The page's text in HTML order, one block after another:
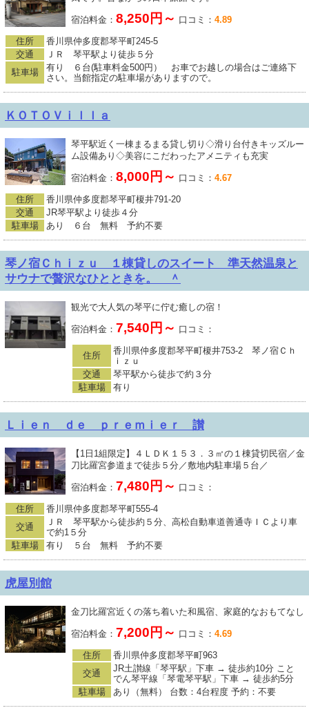
宿泊料金： 8,250円～ 口コミ： 4.89
住所
香川県仲多度郡琴平町245-5
交通
ＪＲ 琴平駅より徒歩５分
駐車場
有り ６台(駐車料金500円） お車でお越しの場合はご連絡下
さい。当館指定の駐車場がありますので。
ＫＯＴＯＶｉｌｌａ
琴平駅近く一棟まるまる貸し切り◇滑り台付きキッズルー
ム設備あり◇美容にこだわったアメニティも充実
宿泊料金： 8,000円～ 口コミ： 4.67
住所
香川県仲多度郡琴平町榎井791-20
交通
JR琴平駅より徒歩４分
駐車場
あり ６台 無料 予約不要
琴ノ宿Ｃｈｉｚｕ １棟貸しのスイート 準天然温泉と
サウナで贅沢なひとときを。 ＾
観光で大人気の琴平に佇む癒しの宿！
宿泊料金： 7,540円～ 口コミ：
住所
香川県仲多度郡琴平町榎井753-2 琴ノ宿Ｃｈ
ｉｚｕ
交通
琴平駅から徒歩で約３分
駐車場
有り
Ｌｉｅｎ ｄｅ ｐｒｅｍｉｅｒ 讃
【1日1組限定】４ＬＤＫ１５３．３㎡の１棟貸切民宿／金
刀比羅宮参道まで徒歩５分／敷地内駐車場５台／
宿泊料金： 7,480円～ 口コミ：
住所
香川県仲多度郡琴平町555-4
交通
ＪＲ 琴平駅から徒歩約５分、高松自動車道善通寺ＩＣより車
で約1５分
駐車場
有り ５台 無料 予約不要
虎屋別館
金刀比羅宮近くの落ち着いた和風宿、家庭的なおもてなし
宿泊料金： 7,200円～ 口コミ： 4.69
住所
香川県仲多度郡琴平町963
交通
JR土讃線「琴平駅」下車 → 徒歩約10分 こと
でん琴平線「琴電琴平駅」下車 → 徒歩約5分
駐車場
あり（無料） 台数：4台程度 予約：不要